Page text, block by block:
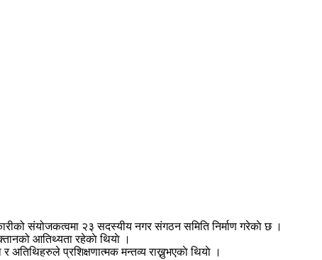
संयोजकत्वमा २३ सदस्यीय नगर संगठन समिति निर्माण गरेकाे छ ।
आतिथ्यता रहेकाे थियाे ।
प्रशिक्षणात्मक मन्तव्य राख्नुभएकाे थियाे ।